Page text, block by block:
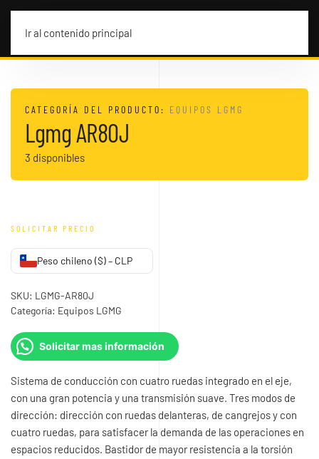
Ir al contenido principal
CATEGORÍA DEL PRODUCTO: EQUIPOS LGMG
Lgmg AR80J
3 disponibles
SOLICITAR PRECIO
Peso chileno ($) – CLP
SKU: LGMG-AR80J
Categoría: Equipos LGMG
Solicitar mas información
Sistema de conducción con cuatro ruedas integrado en el eje,
con una gran potencia y una transmisión suave. Tres modos de
dirección: dirección con ruedas delanteras, de cangrejos y con
cuatro ruedas, para satisfacer la demanda de las operaciones en
espacios reducidos. Bastidor de mayor resistencia a la torsión